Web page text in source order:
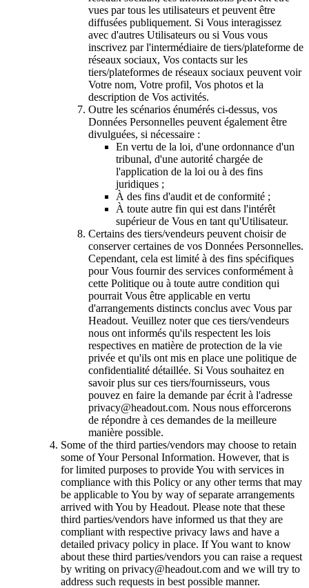
vues par tous les utilisateurs et peuvent être
diffusées publiquement. Si Vous interagissez
avec d'autres Utilisateurs ou si Vous vous
inscrivez par l'intermédiaire de tiers/plateforme de
réseaux sociaux, Vos contacts sur les
tiers/plateformes de réseaux sociaux peuvent voir
Votre nom, Votre profil, Vos photos et la
description de Vos activités.
Outre les scénarios énumérés ci-dessus, vos
Données Personnelles peuvent également être
divulguées, si nécessaire :
En vertu de la loi, d'une ordonnance d'un
tribunal, d'une autorité chargée de
l'application de la loi ou à des fins
juridiques ;
À des fins d'audit et de conformité ;
À toute autre fin qui est dans l'intérêt
supérieur de Vous en tant qu'Utilisateur.
Certains des tiers/vendeurs peuvent choisir de
conserver certaines de vos Données Personnelles.
Cependant, cela est limité à des fins spécifiques
pour Vous fournir des services conformément à
cette Politique ou à toute autre condition qui
pourrait Vous être applicable en vertu
d'arrangements distincts conclus avec Vous par
Headout. Veuillez noter que ces tiers/vendeurs
nous ont informés qu'ils respectent les lois
respectives en matière de protection de la vie
privée et qu'ils ont mis en place une politique de
confidentialité détaillée. Si Vous souhaitez en
savoir plus sur ces tiers/fournisseurs, vous
pouvez en faire la demande par écrit à l'adresse
privacy@headout.com. Nous nous efforcerons
de répondre à ces demandes de la meilleure
manière possible.
Some of the third parties/vendors may choose to retain
some of Your Personal Information. However, that is
for limited purposes to provide You with services in
compliance with this Policy or any other terms that may
be applicable to You by way of separate arrangements
arrived with You by Headout. Please note that these
third parties/vendors have informed us that they are
compliant with respective privacy laws and have a
detailed privacy policy in place. If You want to know
about these third parties/vendors you can raise a request
by writing on privacy@headout.com and we will try to
address such requests in best possible manner.